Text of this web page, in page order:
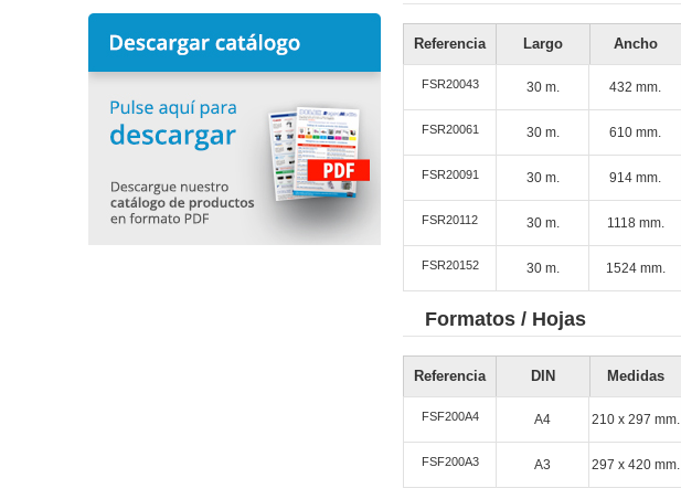
Referencia Largo Ancho
FSR20043 30 m. 432 mm.
FSR20061 30 m. 610 mm.
FSR20091 30 m. 914 mm.
FSR20112 30 m. 1118 mm.
FSR20152 30 m. 1524 mm.
Formatos / Hojas
Referencia DIN Medidas
FSF200A4 A4 210 x 297 mm.
FSF200A3 A3 297 x 420 mm.